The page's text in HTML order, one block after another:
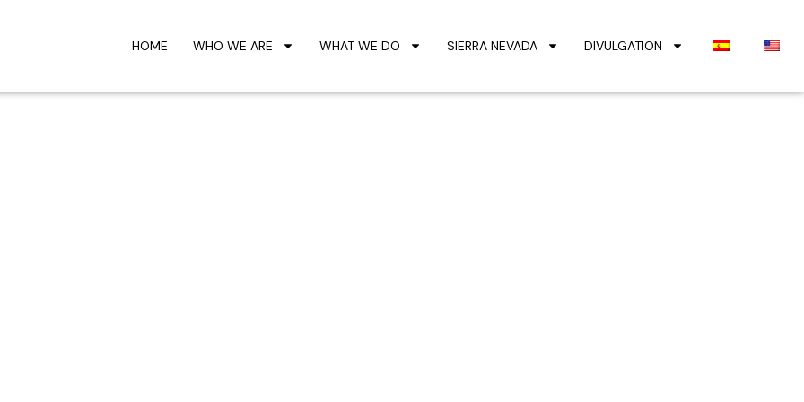
HOME WHO WE ARE WHAT WE DO SIERRA NEVADA DIVULGATION